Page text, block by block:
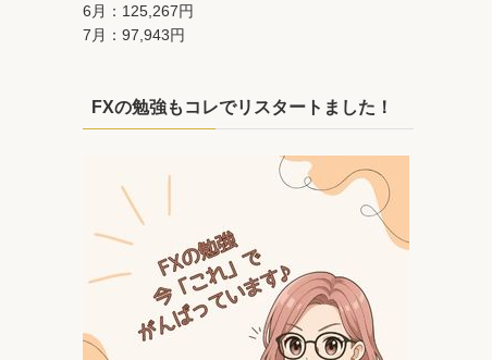
6月：125,267円
7月：97,943円
FXの勉強もコレでリスタートました！